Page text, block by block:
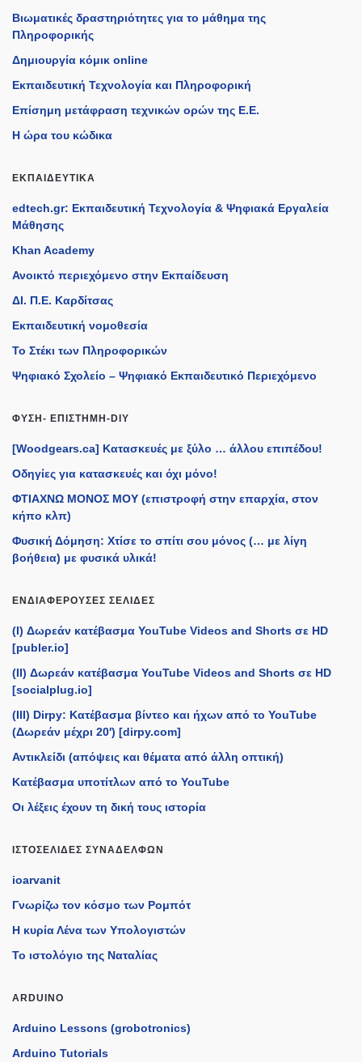
Βιωματικές δραστηριότητες για το μάθημα της
Πληροφορικής
Δημιουργία κόμικ online
Εκπαιδευτική Τεχνολογία και Πληροφορική
Επίσημη μετάφραση τεχνικών ορών της Ε.Ε.
Η ώρα του κώδικα
ΕΚΠΑΙΔΕΥΤΙΚΆ
edtech.gr: Εκπαιδευτική Τεχνολογία & Ψηφιακά Εργαλεία
Μάθησης
Khan Academy
Ανοικτό περιεχόμενο στην Εκπαίδευση
ΔΙ. Π.Ε. Καρδίτσας
Εκπαιδευτική νομοθεσία
Το Στέκι των Πληροφορικών
Ψηφιακό Σχολείο – Ψηφιακό Εκπαιδευτικό Περιεχόμενο
ΦΎΣΗ- ΕΠΙΣΤΉΜΗ-DIY
[Woodgears.ca] Κατασκευές με ξύλο … άλλου επιπέδου!
Οδηγίες για κατασκευές και όχι μόνο!
ΦΤΙΑΧΝΩ ΜΟΝΟΣ ΜΟΥ (επιστροφή στην επαρχία, στον
κήπο κλπ)
Φυσική Δόμηση: Χτίσε το σπίτι σου μόνος (… με λίγη
βοήθεια) με φυσικά υλικά!
ΕΝΔΙΑΦΈΡΟΥΣΕΣ ΣΕΛΊΔΕΣ
(I) Δωρεάν κατέβασμα YouTube Videos and Shorts σε HD
[publer.io]
(II) Δωρεάν κατέβασμα YouTube Videos and Shorts σε HD
[socialplug.io]
(III) Dirpy: Κατέβασμα βίντεο και ήχων από το YouTube
(Δωρεάν μέχρι 20') [dirpy.com]
Αντικλείδι (απόψεις και θέματα από άλλη οπτική)
Κατέβασμα υποτίτλων από το YouTube
Οι λέξεις έχουν τη δική τους ιστορία
ΙΣΤΟΣΕΛΊΔΕΣ ΣΥΝΑΔΈΛΦΩΝ
ioarvanit
Γνωρίζω τον κόσμο των Ρομπότ
Η κυρία Λένα των Υπολογιστών
Το ιστολόγιο της Ναταλίας
ARDUINO
Arduino Lessons (grobotronics)
Arduino Tutorials